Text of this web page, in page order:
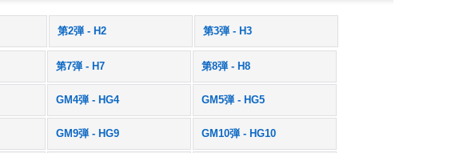
第2弾 - H2 第3弾 - H3
第7弾 - H7 第8弾 - H8
GM4弾 - HG4 GM5弾 - HG5
GM9弾 - HG9 GM10弾 - HG10